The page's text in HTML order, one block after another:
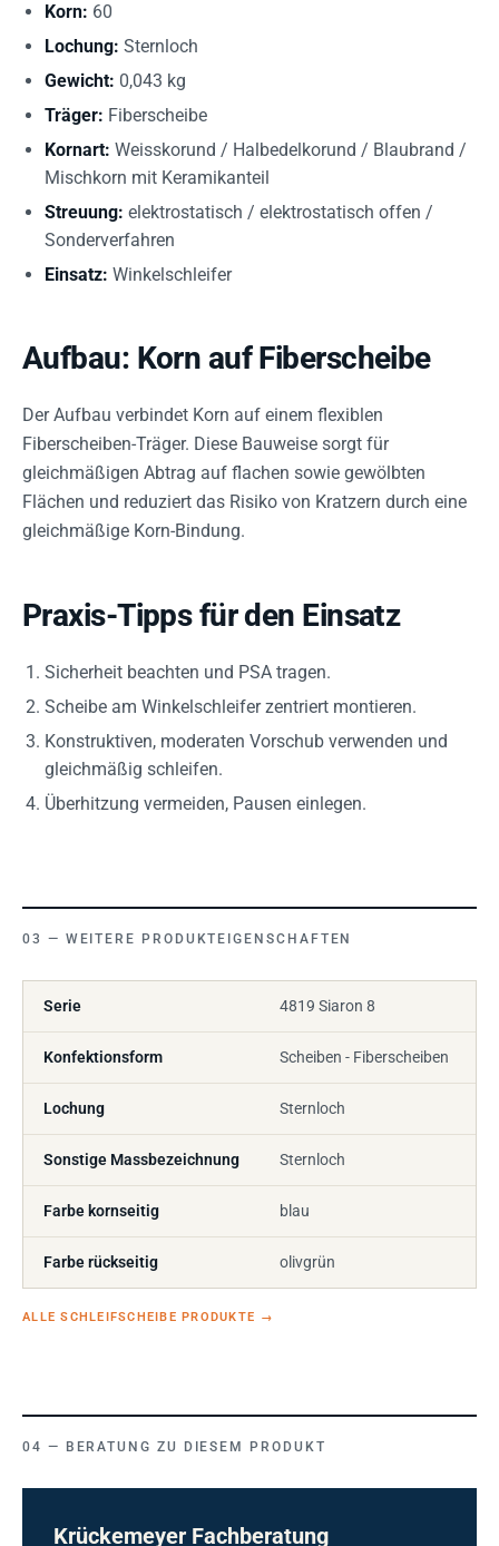
Korn: 60
Lochung: Sternloch
Gewicht: 0,043 kg
Träger: Fiberscheibe
Kornart: Weisskorund / Halbedelkorund / Blaubrand /
Mischkorn mit Keramikanteil
Streuung: elektrostatisch / elektrostatisch offen /
Sonderverfahren
Einsatz: Winkelschleifer
Aufbau: Korn auf Fiberscheibe
Der Aufbau verbindet Korn auf einem flexiblen
Fiberscheiben-Träger. Diese Bauweise sorgt für
gleichmäßigen Abtrag auf flachen sowie gewölbten
Flächen und reduziert das Risiko von Kratzern durch eine
gleichmäßige Korn-Bindung.
Praxis-Tipps für den Einsatz
Sicherheit beachten und PSA tragen.
Scheibe am Winkelschleifer zentriert montieren.
Konstruktiven, moderaten Vorschub verwenden und
gleichmäßig schleifen.
Überhitzung vermeiden, Pausen einlegen.
WEITERE PRODUKTEIGENSCHAFTEN
Serie 4819 Siaron 8
Konfektionsform Scheiben - Fiberscheiben
Lochung Sternloch
Sonstige Massbezeichnung Sternloch
Farbe kornseitig blau
Farbe rückseitig olivgrün
ALLE SCHLEIFSCHEIBE PRODUKTE →
BERATUNG ZU DIESEM PRODUKT
Krückemeyer Fachberatung